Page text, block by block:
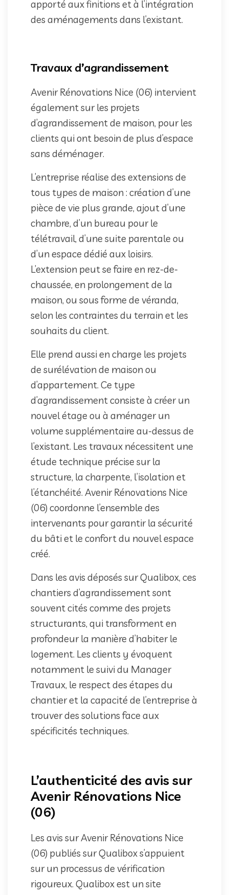
apporté aux finitions et à l’intégration
des aménagements dans l’existant.
Travaux d’agrandissement
Avenir Rénovations Nice (06) intervient
également sur les projets
d’agrandissement de maison, pour les
clients qui ont besoin de plus d’espace
sans déménager.
L’entreprise réalise des extensions de
tous types de maison : création d’une
pièce de vie plus grande, ajout d’une
chambre, d’un bureau pour le
télétravail, d’une suite parentale ou
d’un espace dédié aux loisirs.
L’extension peut se faire en rez-de-
chaussée, en prolongement de la
maison, ou sous forme de véranda,
selon les contraintes du terrain et les
souhaits du client.
Elle prend aussi en charge les projets
de surélévation de maison ou
d’appartement. Ce type
d’agrandissement consiste à créer un
nouvel étage ou à aménager un
volume supplémentaire au-dessus de
l’existant. Les travaux nécessitent une
étude technique précise sur la
structure, la charpente, l’isolation et
l’étanchéité. Avenir Rénovations Nice
(06) coordonne l’ensemble des
intervenants pour garantir la sécurité
du bâti et le confort du nouvel espace
créé.
Dans les avis déposés sur Qualibox, ces
chantiers d’agrandissement sont
souvent cités comme des projets
structurants, qui transforment en
profondeur la manière d’habiter le
logement. Les clients y évoquent
notamment le suivi du Manager
Travaux, le respect des étapes du
chantier et la capacité de l’entreprise à
trouver des solutions face aux
spécificités techniques.
L’authenticité des avis sur
Avenir Rénovations Nice
(06)
Les avis sur Avenir Rénovations Nice
(06) publiés sur Qualibox s’appuient
sur un processus de vérification
rigoureux. Qualibox est un site